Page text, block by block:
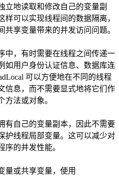
立地读取和修改自己的变量副
样可以实现线程间的数据隔离，
共享变量带来的并发访问问题。
中，有时需要在线程之间传递一
如用户身份认证信息、数据库连
可以方便地在不同的线程
信息，而不需要显式地将它们作
方法或对象。
有自己的变量副本，因此不需要
护线程局部变量。这可以减少对
序的并发性能。
量或共享变量，使用